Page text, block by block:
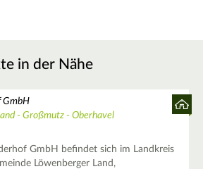
in der Nähe
GmbH
- Großmutz - Oberhavel
GmbH befindet sich im Landkreis
Löwenberger Land,